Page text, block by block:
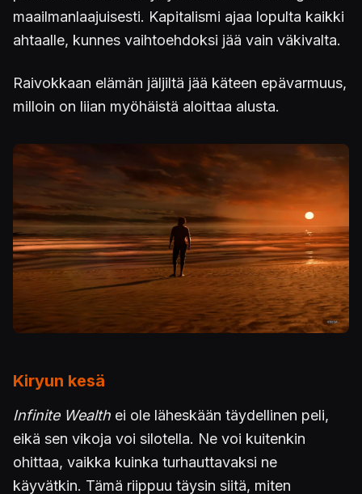
maailmanlaajuisesti. Kapitalismi ajaa lopulta kaikki
ahtaalle, kunnes vaihtoehdoksi jää vain väkivalta.
Raivokkaan elämän jäljiltä jää käteen epävarmuus,
milloin on liian myöhäistä aloittaa alusta.
Kuva
Kiryun kesä
Infinite Wealth ei ole läheskään täydellinen peli,
eikä sen vikoja voi silotella. Ne voi kuitenkin
ohittaa, vaikka kuinka turhauttavaksi ne
käyvätkin. Tämä riippuu täysin siitä, miten